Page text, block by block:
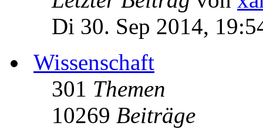
Di 30. Sep 2014,
Wissenschaft
301 Themen
10269 Beiträge